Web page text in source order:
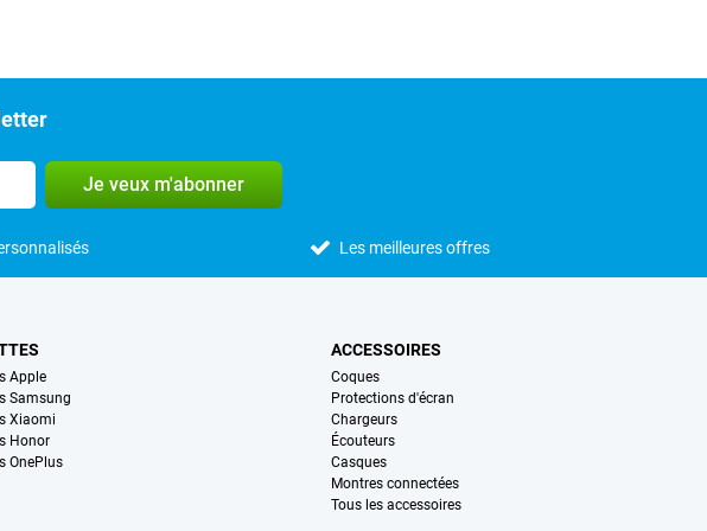
Je veux m'abonner
Les meilleures offres
Apple
Samsung
Xiaomi
Honor
OnePlus
ACCESSOIRES
Coques
Protections d'écran
Chargeurs
Écouteurs
Casques
Montres connectées
Tous les accessoires